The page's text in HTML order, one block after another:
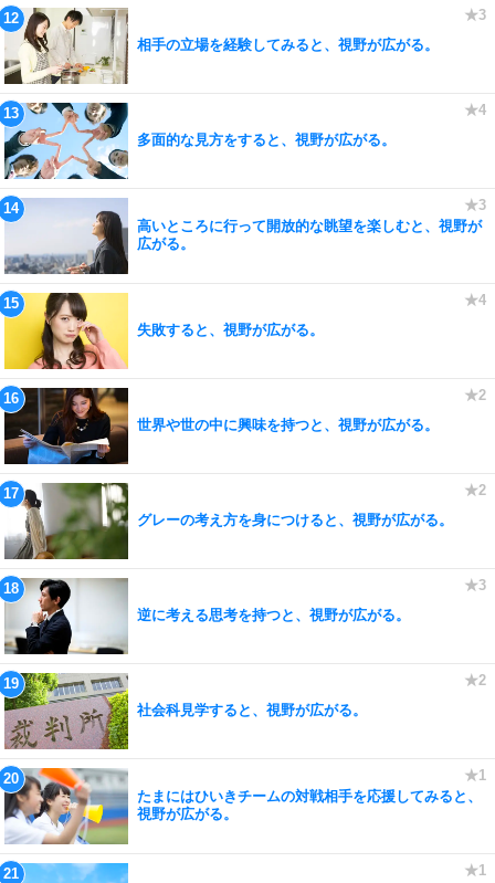
相手の立場を経験してみると、視野が広がる。
多面的な見方をすると、視野が広がる。
高いところに行って開放的な眺望を楽しむと、視野が
広がる。
失敗すると、視野が広がる。
世界や世の中に興味を持つと、視野が広がる。
グレーの考え方を身につけると、視野が広がる。
逆に考える思考を持つと、視野が広がる。
社会科見学すると、視野が広がる。
たまにはひいきチームの対戦相手を応援してみると、
視野が広がる。